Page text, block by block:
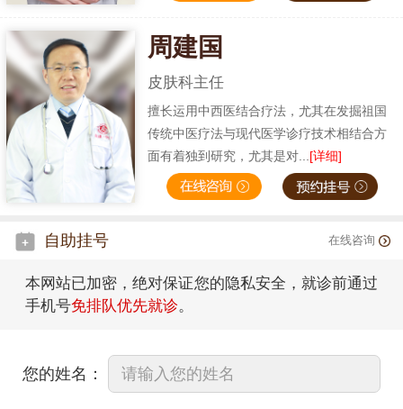
周建国
皮肤科主任
擅长运用中西医结合疗法，尤其在发掘祖国
传统中医疗法与现代医学诊疗技术相结合方
面有着独到研究，尤其是对...[详细]
自助挂号 在线咨询
本网站已加密，绝对保证您的隐私安全，就诊前通过
手机号免排队优先就诊。
您的姓名：